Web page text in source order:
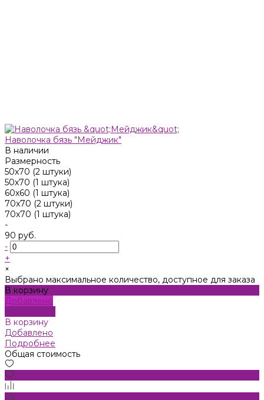
Наволочка бязь "Мейджик"
В наличии
Размерность
50x70 (2 штуки)
50х70 (1 штука)
60х60 (1 штука)
70x70 (2 штуки)
70х70 (1 штука)
-
90 руб.
-
+
×
Выбрано максимальное количество, доступное для заказа
В корзину
Добавлено
В корзину
Добавлено
Подробнее
Общая стоимость